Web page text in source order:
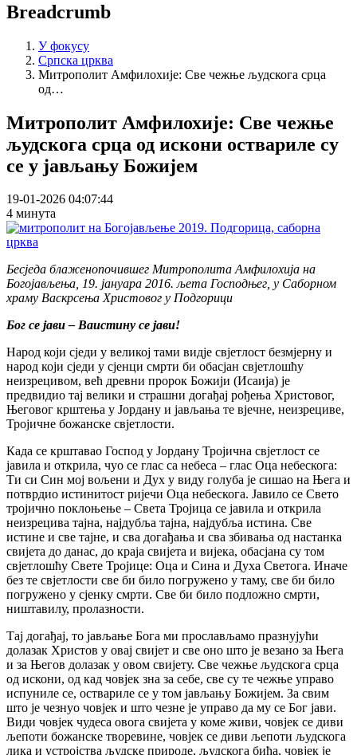
Breadcrumb
У фокусу
Српска црква
Митрополит Амфилохије: Све чежње људскога срца
од…
Митрополит Амфилохије: Све чежње
људскога срца од искони оствариле су
се у јављању Божијем
19-01-2026 04:07:44
4 минута
Бесједа блаженопочившег Митрополита Амфилохија на
Богојављења, 19. јануара 2016. љета Господњег, у Саборном
храму Васкрсења Христовог у Подгорици
Бог се јави – Ваистину се јави!
Народ који сједи у великој тами видје свјетлост безмјерну и
народ који сједи у сјенци смрти би обасјан свјетлошћу
неизрецивом, већ древни пророк Божији (Исаија) је
предвидио тај велики и страшни догађај рођења Христовог,
Његовог крштења у Јордану и јављања те вјечне, неизрециве,
Тројичне божанске свјетлости.
Када се крштавао Господ у Јордану Тројична свјетлост се
јавила и открила, чуо се глас са небеса – глас Оца небескога:
Ти си Син мој вољени и Дух у виду голуба је сишао на Њега и
потврдио истинитост ријечи Оца небескога. Јавило се Свето
тројично поклоњење – Света Тројица се јавила и открила
неизрецива тајна, најдубља тајна, најдубља истина. Све
истине и све тајне, и сва догађања и сва збивања од настанка
свијета до данас, до краја свијета и вијека, обасјана су том
свјетлошћу Свете Тројице: Оца и Сина и Духа Светога. Иначе
без те свјетлости све би било погружено у таму, све би било
погружено у сјенку смрти. Све би било подложно смрти,
ништавилу, пролазности.
Тај догађај, то јављање Бога ми прослављамо празнујући
долазак Христов у овај свијет и све оно што је везано за Њега
и за Његов долазак у овом свијету. Све чежње људскога срца
од искони, од кад човјек зна за себе, све су те чежње управо
испуниле се, оствариле се у том јављању Божијем. За свим
што је чезнуо човјек и што чезне је управо да му се Бог јави.
Види човјек чудеса овога свијета у коме живи, човјек се диви
љепоти божанске творевине, човјек се диви љепоти људскога
лика и устројства људске природе, људскога бића, човјек је